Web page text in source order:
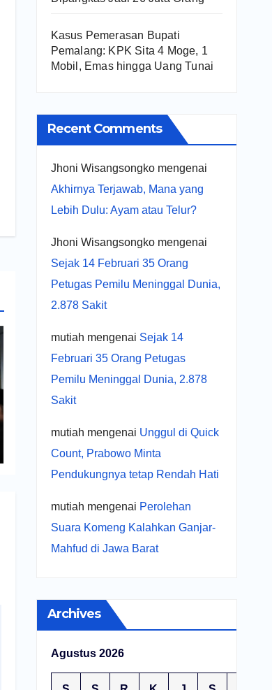
Kasus Pemerasan Bupati
Pemalang: KPK Sita 4 Moge, 1
Mobil, Emas hingga Uang Tunai
Recent Comments
Jhoni Wisangsongkomengenai
Akhirnya Terjawab, Mana yang
Lebih Dulu: Ayam atau Telur?
Jhoni Wisangsongkomengenai
Sejak 14 Februari 35 Orang
Petugas Pemilu Meninggal Dunia,
2.878 Sakit
mutiah mengenai Sejak 14
Februari 35 Orang Petugas
Pemilu Meninggal Dunia, 2.878
Sakit
mutiah mengenai Unggul di Quick
Count, Prabowo Minta
Pendukungnya tetap Rendah Hati
mutiah mengenai Perolehan
Suara Komeng Kalahkan Ganjar-
Mahfud di Jawa Barat
Archives
Agustus 2026